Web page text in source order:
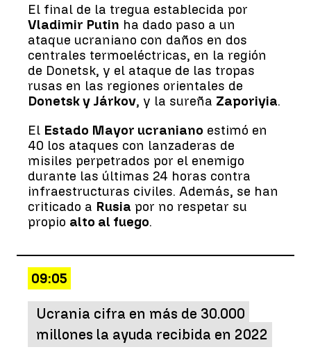
El final de la tregua establecida por
Vladimir Putin ha dado paso a un
ataque ucraniano con daños en dos
centrales termoeléctricas, en la región
de Donetsk, y el ataque de las tropas
rusas en las regiones orientales de
Donetsk y Járkov, y la sureña Zaporiyia.
El Estado Mayor ucraniano estimó en
40 los ataques con lanzaderas de
misiles perpetrados por el enemigo
durante las últimas 24 horas contra
infraestructuras civiles. Además, se han
criticado a Rusia por no respetar su
propio alto al fuego.
09:05
Ucrania cifra en más de 30.000
millones la ayuda recibida en 2022